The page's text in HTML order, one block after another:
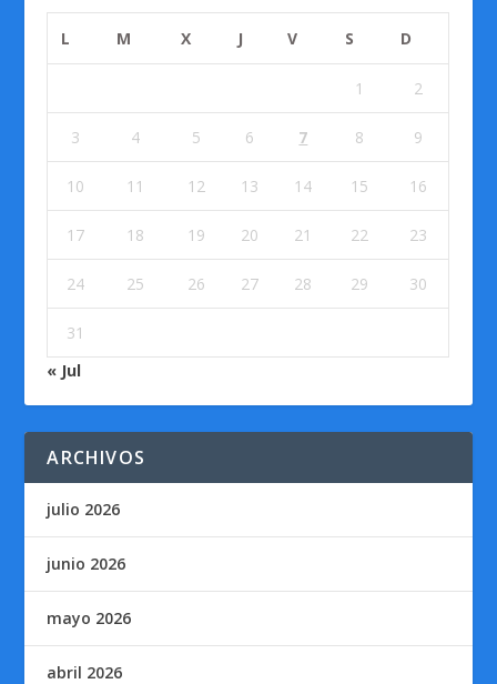
L M X J V S D
1 2
3 4 5 6 7 8 9
10 11 12 13 14 15 16
17 18 19 20 21 22 23
24 25 26 27 28 29 30
31
« Jul
ARCHIVOS
julio 2026
junio 2026
mayo 2026
abril 2026